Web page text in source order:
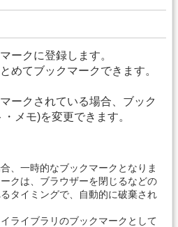
ークに登録します。
めてブックマークできます。
ークされている場合、ブック
メモ)を変更できます。
、一時的なブックマークとなりま
クは、ブラウザーを閉じるなどの
タイミングで、自動的に破棄され
ライブラリのブックマークとして